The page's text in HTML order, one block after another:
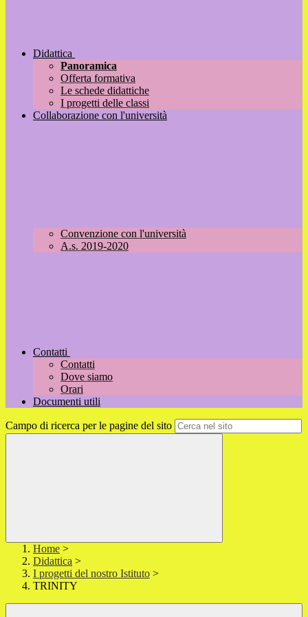
Didattica
Panoramica
Offerta formativa
Le schede didattiche
I progetti delle classi
Collaborazione con l'università
Convenzione con l'università
A.s. 2019-2020
Contatti
Contatti
Dove siamo
Orari
Documenti utili
Campo di ricerca per le pagine del sito
Home >
Didattica >
I progetti del nostro Istituto >
TRINITY